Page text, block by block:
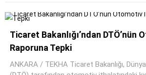
Ticaret Bakanlığı’ndan DTÖ’nün
Raporuna Tepki
ANKARA / TEKHA Ticaret Bakanlığı,